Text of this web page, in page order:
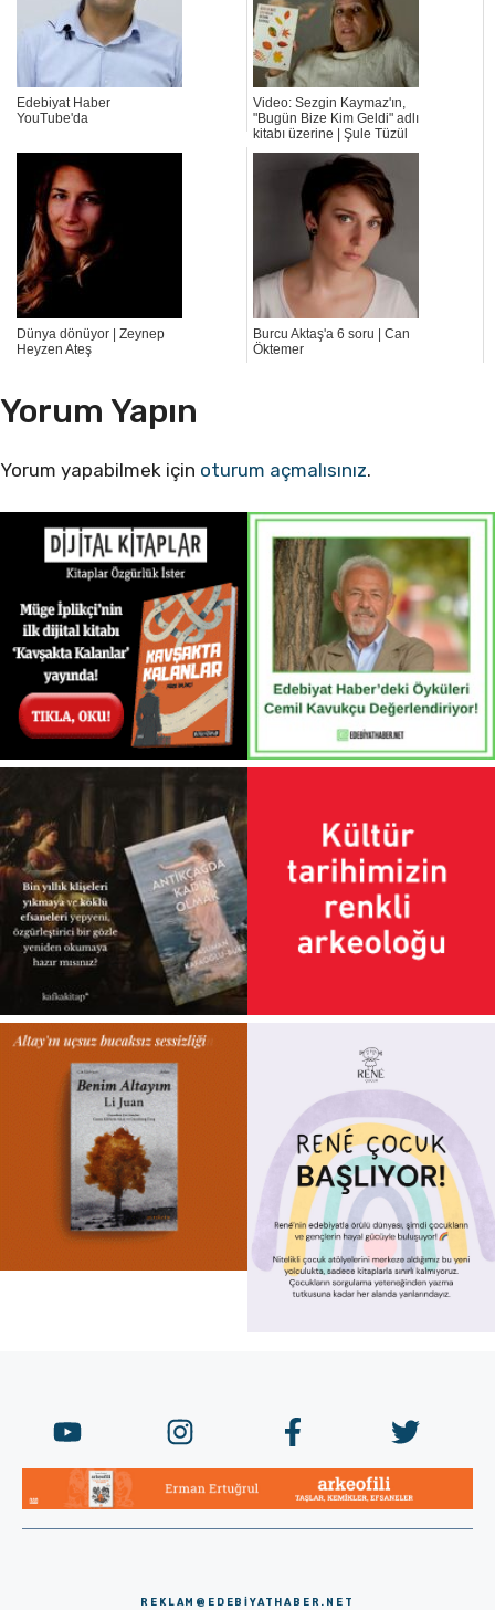
Edebiyat Haber
YouTube'da
Video: Sezgin Kaymaz'ın,
"Bugün Bize Kim Geldi" adlı
kitabı üzerine | Şule Tüzül
Dünya dönüyor | Zeynep
Heyzen Ateş
Burcu Aktaş'a 6 soru | Can
Öktemer
Yorum Yapın
Yorum yapabilmek için oturum açmalısınız.
REKLAM@EDEBIYATHABER.NET